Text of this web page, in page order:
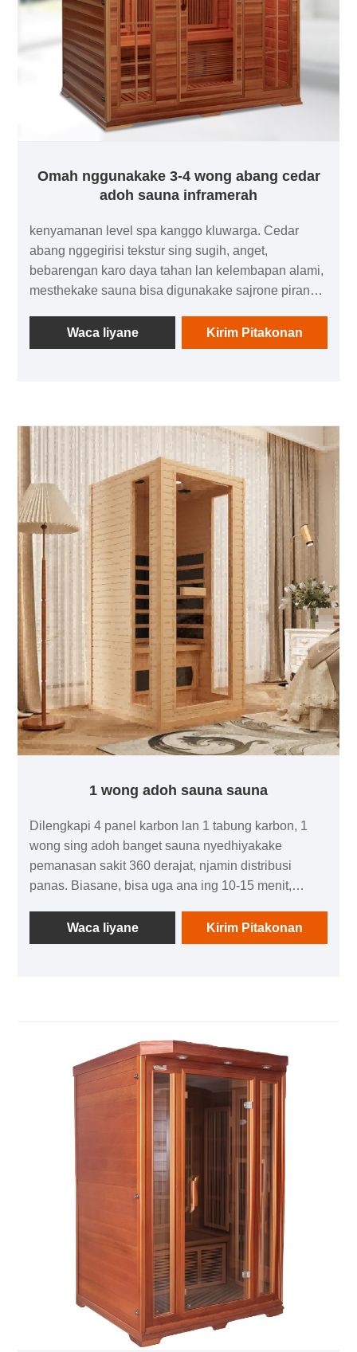
Omah nggunakake 3-4 wong abang cedar
adoh sauna inframerah
kenyamanan level spa kanggo kluwarga. Cedar
abang nggegirisi tekstur sing sugih, anget,
bebarengan karo daya tahan lan kelembapan alami,
mesthekake sauna bisa digunakake sajrone pirang-
bisa diatur, ngidini pangguna ngatur suhu relaksasi
yen perlu. Omah nggunakake 3-4 wong pemanasan
kelompok cilik kanggo nuduhake, dadi ruang mulyo
kanggo nguatake ikatan lan rejuvenate. Kita
minangka produsen profesional adhedhasar ing
Suzhou, China, sing spesialisasi ing produksi
sauna. Produk kita diekspor menyang puluhan
negara ing saindenging jagad, lan kita nawakake
layanan pangaturan khusus - kalebu pangaturan,
bahan, kayu, lan fitur tambahan kanggo nyukupi
kabutuhan pribadi. Nginstall Sauna ing omah
minangka investasi ing kesehatan: ngidini
sampeyan seneng sesi Sauna biasa tanpa lelungan
menyang spas utawa gim. Iki nyolong otot lan
promosi pulih sawise latian, lan uga bisa dadi
mundur kanthi sepi kanggo maca, meditasi, utawa
santai karo wong sing dikasihi ing akhir minggu.
Waca liyane Kirim Pitakonan
1 wong adoh sauna sauna
Dilengkapi 4 panel karbon lan 1 tabung karbon, 1
wong sing adoh banget sauna nyedhiyakake
pemanasan sakit 360 derajat, njamin distribusi
panas. Biasane, bisa uga ana ing 10-15 menit,
tanpa tundha.
Waca liyane Kirim Pitakonan